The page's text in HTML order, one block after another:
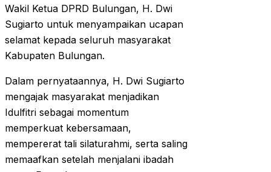
Wakil Ketua DPRD Bulungan, H. Dwi
Sugiarto untuk menyampaikan ucapan
selamat kepada seluruh masyarakat
Kabupaten Bulungan.
Dalam pernyataannya, H. Dwi Sugiarto
mengajak masyarakat menjadikan
Idulfitri sebagai momentum
memperkuat kebersamaan,
mempererat tali silaturahmi, serta saling
memaafkan setelah menjalani ibadah